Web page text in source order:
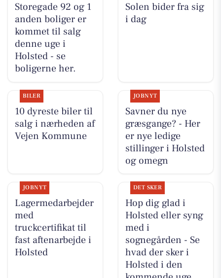
Storegade 92 og 1
anden boliger er
kommet til salg
denne uge i
Holsted - se
boligerne her.
Solen bider fra sig
i dag
BILER
10 dyreste biler til
salg i nærheden af
Vejen Kommune
JOBNYT
Savner du nye
græsgange? - Her
er nye ledige
stillinger i Holsted
og omegn
JOBNYT
Lagermedarbejder
med
truckcertifikat til
fast aftenarbejde i
Holsted
DET SKER
Hop dig glad i
Holsted eller syng
med i
sognegården - Se
hvad der sker i
Holsted i den